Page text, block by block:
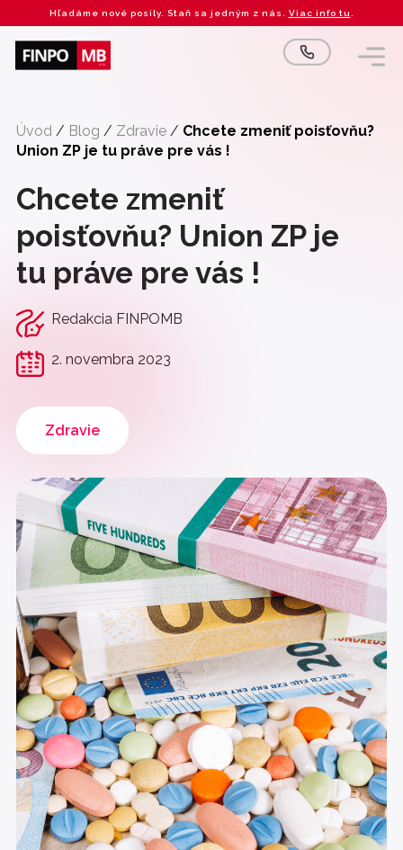
Preskočiť
na
obsah
Hľadáme nové posily. Staň sa jedným z nás. Viac info tu
Úvod / Blog / Zdravie / Chcete zmeniť poisťovňu?
Union ZP je tu práve pre vás !
Chcete zmeniť
poisťovňu? Union ZP je
tu práve pre vás !
Redakcia FINPOMB
2. novembra 2023
Zdravie